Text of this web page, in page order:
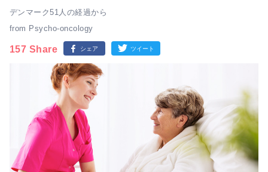
デンマーク51人の経過から
from Psycho-oncology
157 Share